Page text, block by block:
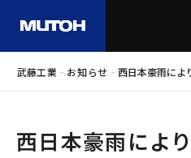
武藤工業 - お知らせ - 西日本豪雨によ
西日本豪雨によ